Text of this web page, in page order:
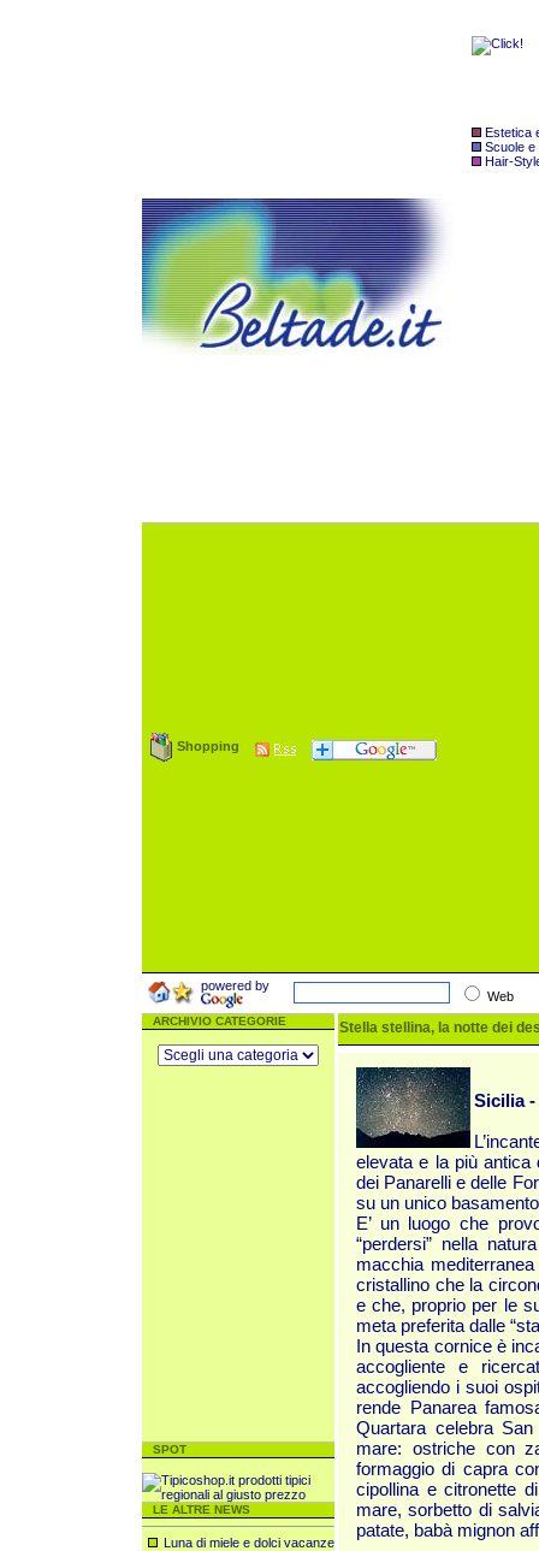
Estetica
Scuole e
Hair-
Shopping
powered by
Web
ARCHIVIO CATEGORIE
SPOT
LE ALTRE NEWS
Luna di miele e dolci vacanze
Stella stellina, la notte dei
Sicilia -
elevata e la più antica
dei Panarelli e delle
su un unico
E’ un luogo che
“perdersi” nella
macchia
cristallino che la
e che, proprio per le
meta preferita dalle
In questa cornice è
accogliente e
accogliendo i suoi
rende Panarea
Quartara celebra
mare: ostriche con
formaggio di capra
cipollina e citronette
mare, sorbetto di
patate, babà mignon